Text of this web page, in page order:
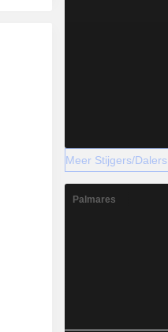
Meer Stijgers/Dalers
Palmares